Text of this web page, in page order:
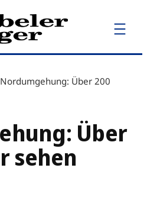
Nordumgehung: Über 200
Über
sehen